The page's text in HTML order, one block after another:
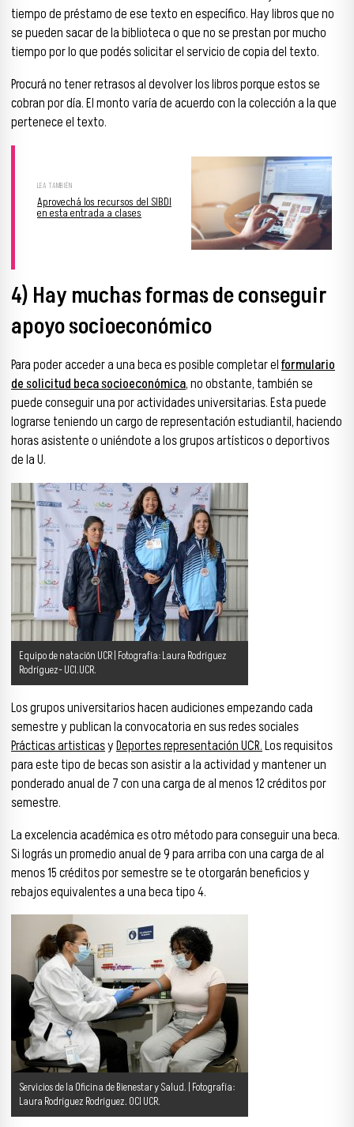
tiempo de préstamo de ese texto en específico. Hay libros que no
se pueden sacar de la biblioteca o que no se prestan por mucho
tiempo por lo que podés solicitar el servicio de copia del texto.
Procurá no tener retrasos al devolver los libros porque estos se
cobran por día. El monto varía de acuerdo con la colección a la que
pertenece el texto.
Aprovechá los recursos del SIBDI
en esta entrada a clases
4) Hay muchas formas de conseguir
apoyo socioeconómico
Para poder acceder a una beca es posible completar elformulario
de solicitud beca socioeconómica, no obstante, también se
puede conseguir una por actividades universitarias. Esta puede
lograrse teniendo un cargo de representación estudiantil, haciendo
horas asistente o uniéndote a los grupos artísticos o deportivos
de la U.
Equipo de natación UCR | Fotografía: Laura Rodríguez
Rodríguez- UCI.UCR.
Los grupos universitarios hacen audiciones empezando cada
semestre y publican la convocatoria en sus redes sociales
Prácticas artisticasyDeportes representación UCR.Los requisitos
para este tipo de becas son asistir a la actividad y mantener un
ponderado anual de 7 con una carga de al menos 12 créditos por
semestre.
La excelencia académica es otro método para conseguir una beca.
Si lográs un promedio anual de 9 para arriba con una carga de al
menos 15 créditos por semestre se te otorgarán beneficios y
rebajos equivalentes a una beca tipo 4.
Servicios de la Oficina de Bienestar y Salud. | Fotografía:
Laura Rodríguez Rodríguez. OCI UCR.